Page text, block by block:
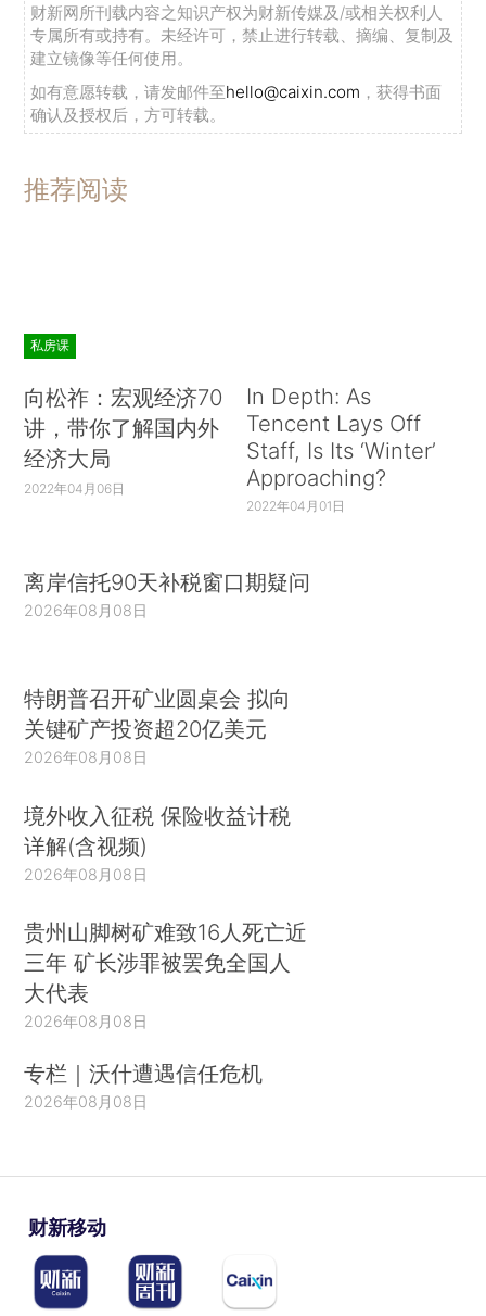
财新网所刊载内容之知识产权为财新传媒及/或相关权利人
专属所有或持有。未经许可，禁止进行转载、摘编、复制及
建立镜像等任何使用。
如有意愿转载，请发邮件至hello@caixin.com ，获得书面
确认及授权后，方可转载。
推荐阅读
私房课
向松祚：宏观经济70
讲，带你了解国内外
经济大局
2022年04月06日
In Depth: As
Tencent Lays Off
Staff, Is Its ‘Winter’
Approaching?
2022年04月01日
离岸信托90天补税窗口期疑问
2026年08月08日
特朗普召开矿业圆桌会 拟向
关键矿产投资超20亿美元
2026年08月08日
境外收入征税 保险收益计税
详解(含视频)
2026年08月08日
贵州山脚树矿难致16人死亡近
三年 矿长涉罪被罢免全国人
大代表
2026年08月08日
专栏｜沃什遭遇信任危机
2026年08月08日
财新移动